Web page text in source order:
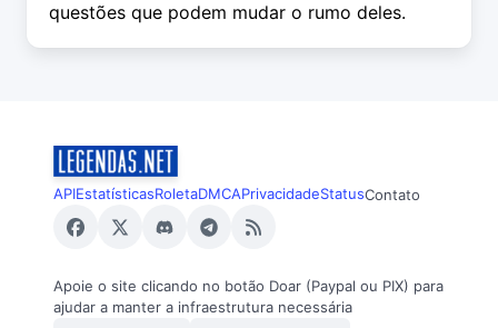
questões que podem mudar o rumo deles.
APIEstatísticasRoletaDMCAPrivacidadeStatusContato
Apoie o site clicando no botão Doar (Paypal ou PIX) para
ajudar a manter a infraestrutura necessária